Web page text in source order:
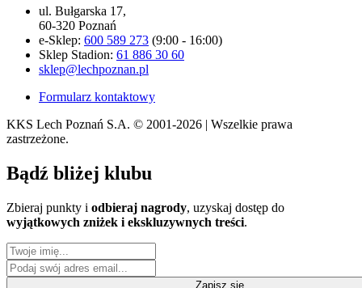
ul. Bułgarska 17,
60-320 Poznań
e-Sklep: 600 589 273 (9:00 - 16:00)
Sklep Stadion: 61 886 30 60
sklep@lechpoznan.pl
Formularz kontaktowy
KKS Lech Poznań S.A. © 2001-2026 | Wszelkie prawa
zastrzeżone.
Bądź bliżej klubu
Zbieraj punkty i odbieraj nagrody, uzyskaj dostęp do
wyjątkowych zniżek i ekskluzywnych treści.
Zapisz się